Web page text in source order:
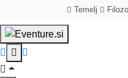
Temelj·